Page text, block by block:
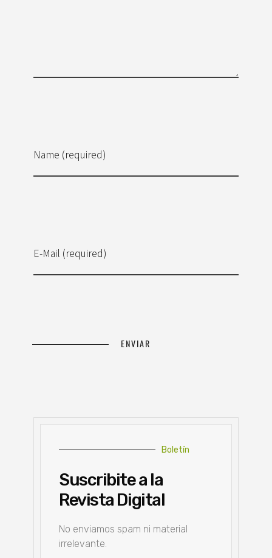
Name (required)
E-Mail (required)
Boletín
Suscribite a la
Revista Digital
No enviamos spam ni material
irrelevante.